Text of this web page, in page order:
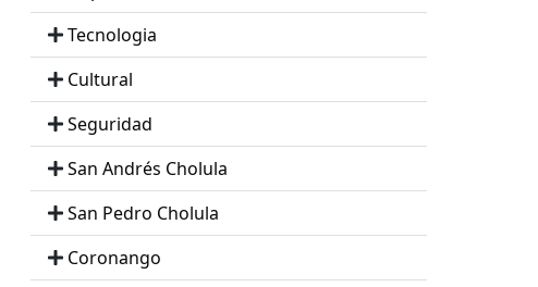
Tecnologia
Cultural
Seguridad
San Andrés Cholula
San Pedro Cholula
Coronango